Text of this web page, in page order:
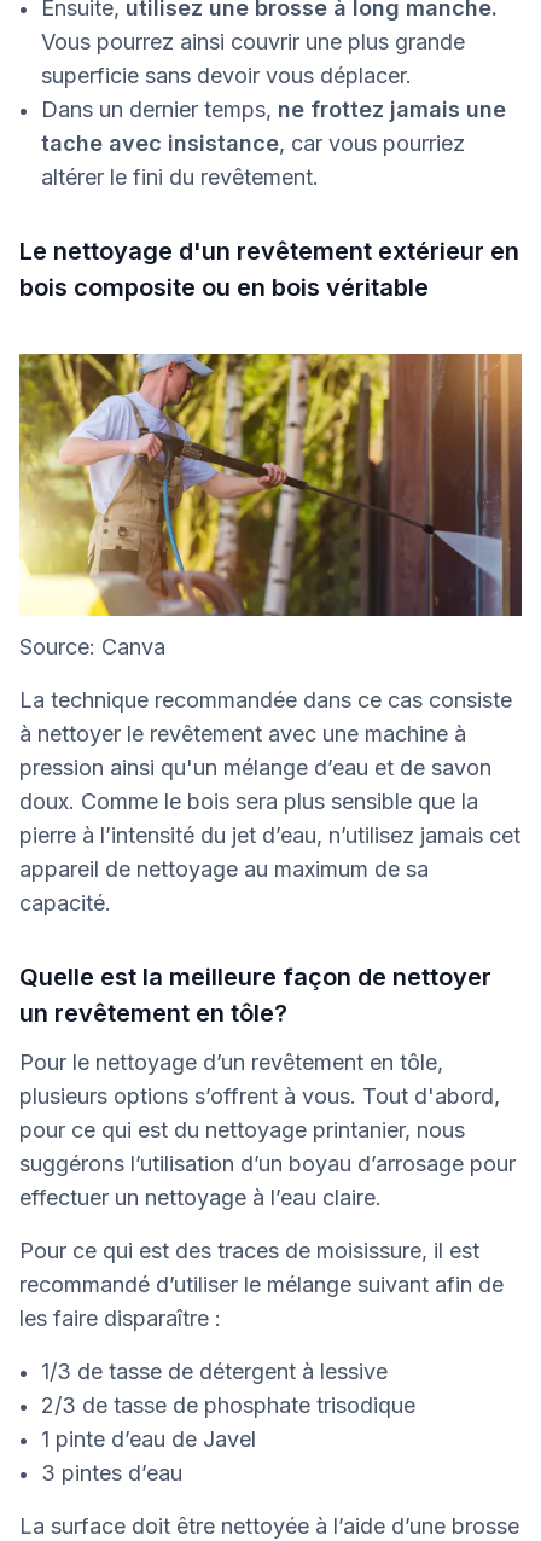
Ensuite, utilisez une brosse à long manche.
Vous pourrez ainsi couvrir une plus grande
superficie sans devoir vous déplacer.
Dans un dernier temps, ne frottez jamais une
tache avec insistance, car vous pourriez
altérer le fini du revêtement.
Le nettoyage d'un revêtement extérieur en
bois composite ou en bois véritable
Source: Canva
La technique recommandée dans ce cas consiste
à nettoyer le revêtement avec une machine à
pression ainsi qu'un mélange d’eau et de savon
doux. Comme le bois sera plus sensible que la
pierre à l’intensité du jet d’eau, n’utilisez jamais cet
appareil de nettoyage au maximum de sa
capacité.
Quelle est la meilleure façon de nettoyer
un revêtement en tôle?
Pour le nettoyage d’un revêtement en tôle,
plusieurs options s’offrent à vous. Tout d'abord,
pour ce qui est du nettoyage printanier, nous
suggérons l’utilisation d’un boyau d’arrosage pour
effectuer un nettoyage à l’eau claire.
Pour ce qui est des traces de moisissure, il est
recommandé d’utiliser le mélange suivant afin de
les faire disparaître :
1/3 de tasse de détergent à lessive
2/3 de tasse de phosphate trisodique
1 pinte d’eau de Javel
3 pintes d’eau
La surface doit être nettoyée à l’aide d’une brosse